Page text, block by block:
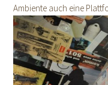
Ambiente auch eine